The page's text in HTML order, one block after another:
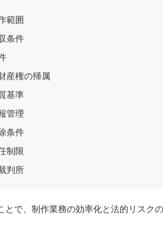
範囲
条件
産権の帰属
基準
管理
条件
制限
判所
とで、制作業務の効率化と法的リスク